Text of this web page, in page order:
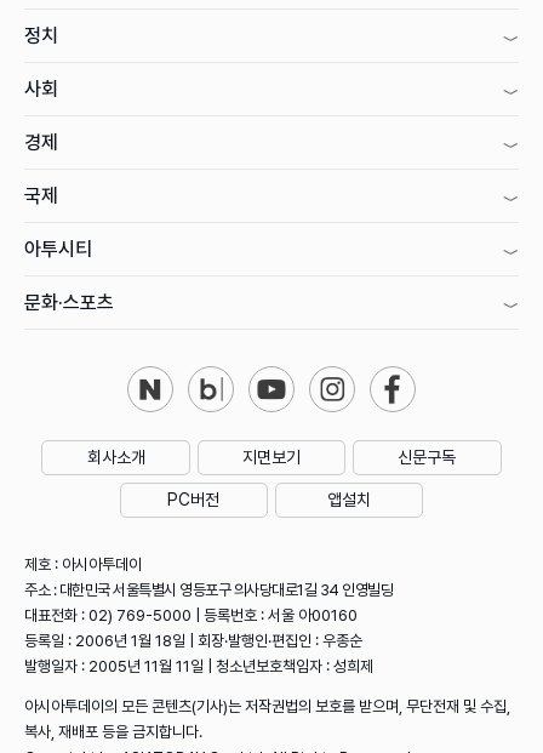
정치
사회
경제
국제
아투시티
문화·스포츠
회사소개 지면보기 신문구독
PC버전 앱설치
제호 : 아시아투데이
주소 : 대한민국 서울특별시 영등포구 의사당대로1길 34 인영빌딩
대표전화 : 02) 769-5000 | 등록번호 : 서울 아00160
등록일 : 2006년 1월 18일 | 회장·발행인·편집인 : 우종순
발행일자 : 2005년 11월 11일 | 청소년보호책임자 : 성희제
아시아투데이의 모든 콘텐츠(기사)는 저작권법의 보호를 받으며, 무단전재 및 수집,
복사, 재배포 등을 금지합니다.